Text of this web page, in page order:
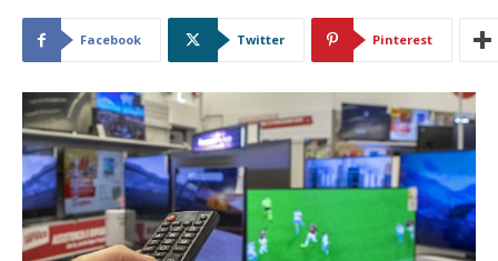
Facebook Twitter Pinterest